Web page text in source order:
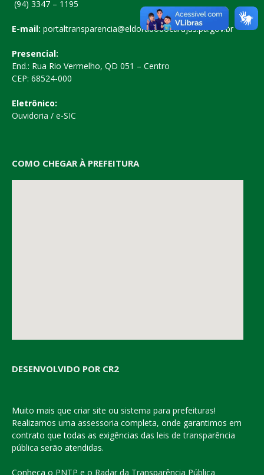
(94) 3347 – 1195
E-mail: portaltransparencia@eldoradodocarajas.pa.gov.br
Presencial:
End.: Rua Rio Vermelho, QD 051 – Centro
CEP: 68524-000
Eletrônico:
Ouvidoria / e-SIC
COMO CHEGAR À PREFEITURA
DESENVOLVIDO POR CR2
Muito mais que criar site ou sistema para prefeituras!
Realizamos uma assessoria completa, onde garantimos em
contrato que todas as exigências das leis de transparência
pública serão atendidas.
Conheça o PNTP e o Radar da Transparência Pública